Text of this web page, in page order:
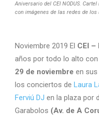
Aniversario del CEI NODUS.
con imágenes de las redes de los
Noviembre 2019 El CEI –
años por todo lo alto
29 de noviembre en
los conciertos de Laura
Ferviú DJ en la plaza por
Garabolos (Av. de A